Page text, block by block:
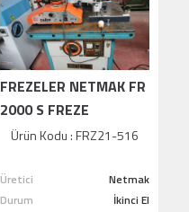
FREZELER NETMAK FR
2000 S FREZE
MAKİNASI
Ürün Kodu : FRZ21-516
Üretici
Netmak
Durum
İkinci El